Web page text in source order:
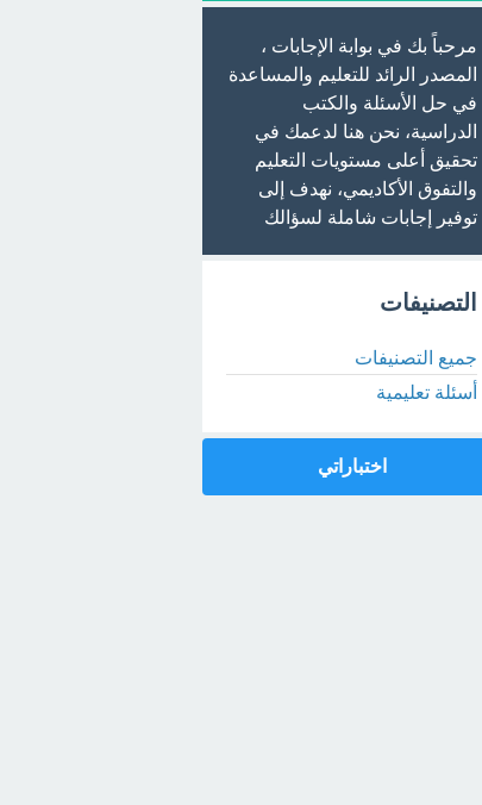
مرحباً بك في بوابة الإجابات ،
المصدر الرائد للتعليم والمساعدة
في حل الأسئلة والكتب
الدراسية، نحن هنا لدعمك في
تحقيق أعلى مستويات التعليم
والتفوق الأكاديمي، نهدف إلى
توفير إجابات شاملة لسؤالك
التصنيفات
جميع التصنيفات
أسئلة تعليمية
اختباراتي